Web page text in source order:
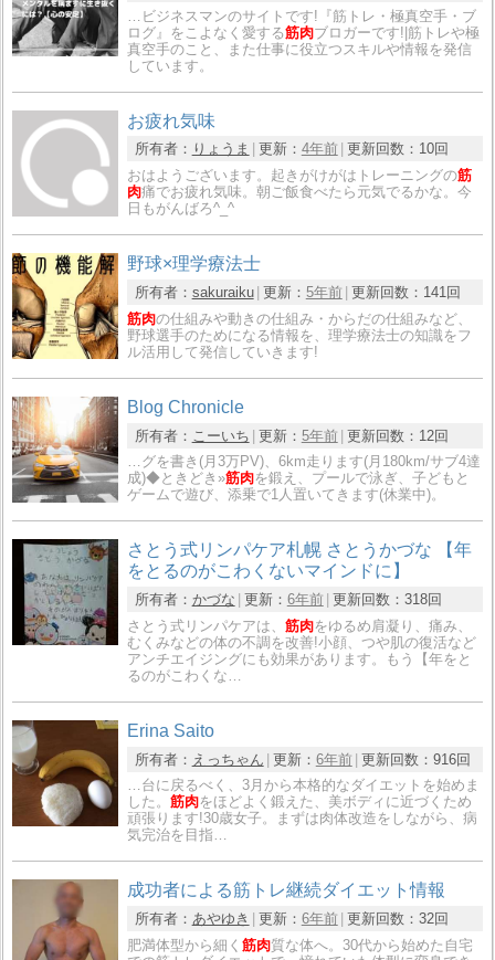
…ビジネスマンのサイトです!『筋トレ・極真空手・ブ
ログ』をこよなく愛する筋肉ブロガーです!|筋トレや極
真空手のこと、また仕事に役立つスキルや情報を発信
しています。
お疲れ気味
所有者： りょうま 更新： 4年前 更新回数： 10回
おはようございます。起きがけがはトレーニングの筋
肉痛でお疲れ気味。朝ご飯食べたら元気でるかな。今
日もがんばろ^_^
野球×理学療法士
所有者： sakuraiku 更新： 5年前 更新回数： 141回
筋肉の仕組みや動きの仕組み・からだの仕組みなど、
野球選手のためになる情報を、理学療法士の知識をフ
ル活用して発信していきます!
Blog Chronicle
所有者： こーいち 更新： 5年前 更新回数： 12回
…グを書き(月3万PV)、6km走ります(月180km/サブ4達
成)◆ときどき»筋肉を鍛え、プールで泳ぎ、子どもと
ゲームで遊び、添乗で1人置いてきます(休業中)。
さとう式リンパケア札幌 さとうかづな 【年
をとるのがこわくないマインドに】
所有者： かづな 更新： 6年前 更新回数： 318回
さとう式リンパケアは、筋肉をゆるめ肩凝り、痛み、
むくみなどの体の不調を改善!小顔、つや肌の復活など
アンチエイジングにも効果があります。もう【年をと
るのがこわくな…
Erina Saito
所有者： えっちゃん 更新： 6年前 更新回数： 916回
…台に戻るべく、3月から本格的なダイエットを始めま
した。筋肉をほどよく鍛えた、美ボディに近づくため
頑張ります!30歳女子。まずは肉体改造をしながら、病
気完治を目指…
成功者による筋トレ継続ダイエット情報
所有者： あやゆき 更新： 6年前 更新回数： 32回
肥満体型から細く筋肉質な体へ。30代から始めた自宅